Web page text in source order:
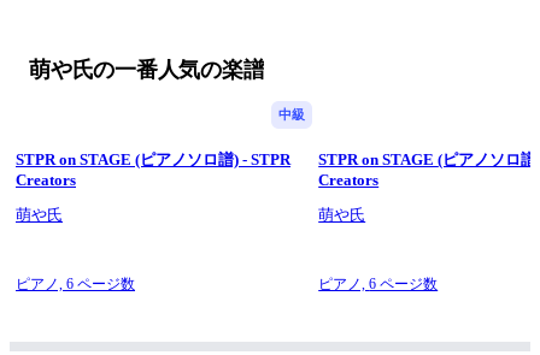
萌や氏の一番人気の楽譜
中級
STPR on STAGE (ピアノソロ譜) - STPR
Creators
萌や氏
ピアノ, 6 ページ数
STPR on STAGE (ピアノソロ譜) - STPR
Creators
萌や氏
ピアノ,6 ページ数